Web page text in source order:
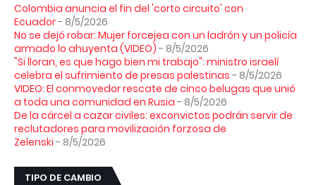
Colombia anuncia el fin del 'corto circuito' con
Ecuador- 8/5/2026
No se dejó robar: Mujer forcejea con un ladrón y un policía
armado lo ahuyenta (VIDEO) - 8/5/2026
"Si lloran, es que hago bien mi trabajo": ministro israelí
celebra el sufrimiento de presas palestinas - 8/5/2026
VIDEO: El conmovedor rescate de cinco belugas que unió
a toda una comunidad en Rusia - 8/5/2026
De la cárcel a cazar civiles: exconvictos podrán servir de
reclutadores para movilización forzosa de
Zelenski - 8/5/2026
TIPO DE CAMBIO